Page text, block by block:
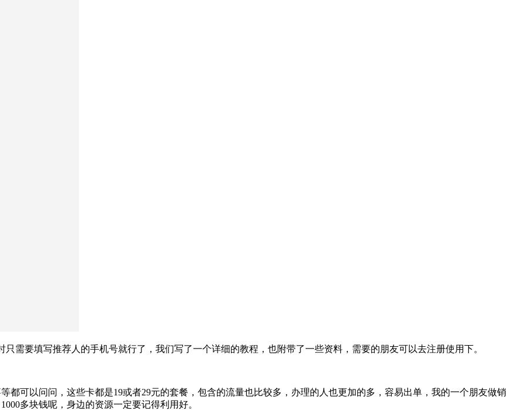
需要填写推荐人的手机号就行了，我们写了一个详细的教程，也附带了一些资料，需要的朋友可以去注册使用下。
都可以问问，这些卡都是19或者29元的套餐，包含的流量也比较多，办理的人也更加的多，容易出单，我的一个朋友做销
多块钱呢，身边的资源一定要记得利用好。